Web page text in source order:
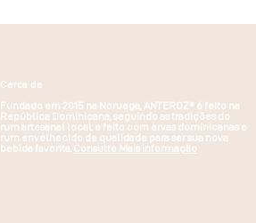
Cerca de
Fundado em 2015 na Noruega, ANTEROZ® é feito na
República Dominicana, seguindo as tradições do
rum artesanal local. e feito com ervas dominicanas e
rum envelhecido de qualidade para ser sua nova
bebida favorita. Consulte Mais informação